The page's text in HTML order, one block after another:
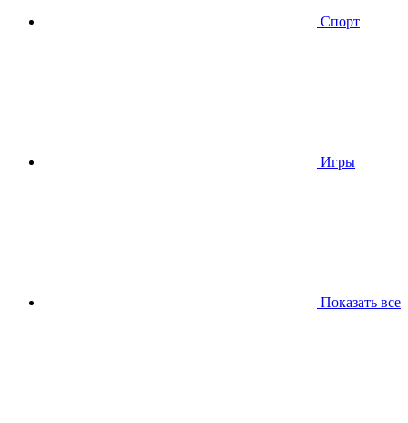
Спорт
Игры
Показать все